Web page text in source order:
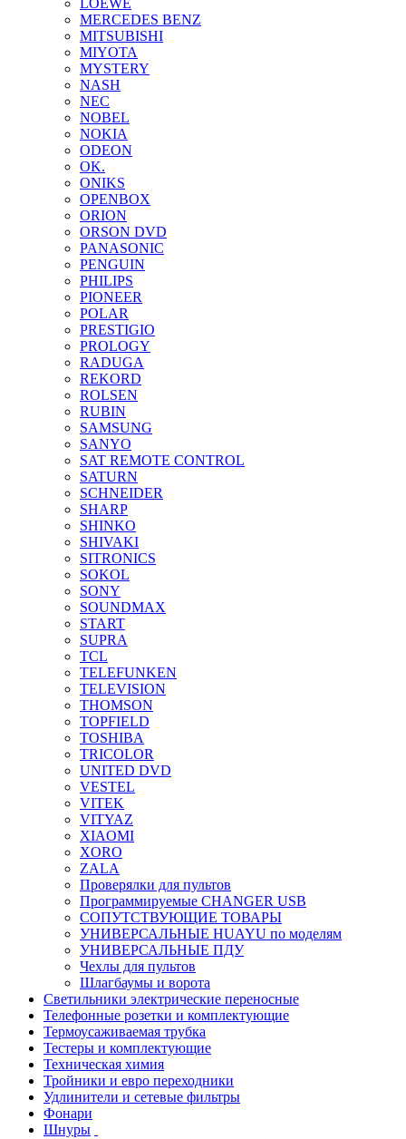
LOEWE
MERCEDES BENZ
MITSUBISHI
MIYOTA
MYSTERY
NASH
NEC
NOBEL
NOKIA
ODEON
OK.
ONIKS
OPENBOX
ORION
ORSON DVD
PANASONIC
PENGUIN
PHILIPS
PIONEER
POLAR
PRESTIGIO
PROLOGY
RADUGA
REKORD
ROLSEN
RUBIN
SAMSUNG
SANYO
SAT REMOTE CONTROL
SATURN
SCHNEIDER
SHARP
SHINKO
SHIVAKI
SITRONICS
SOKOL
SONY
SOUNDMAX
START
SUPRA
TCL
TELEFUNKEN
TELEVISION
THOMSON
TOPFIELD
TOSHIBA
TRICOLOR
UNITED DVD
VESTEL
VITEK
VITYAZ
XIAOMI
XORO
ZALA
Проверялки для пультов
Программируемые CHANGER USB
СОПУТСТВУЮЩИЕ ТОВАРЫ
УНИВЕРСАЛЬНЫЕ HUAYU по моделям
УНИВЕРСАЛЬНЫЕ ПДУ
Чехлы для пультов
Шлагбаумы и ворота
Светильники электрические переносные
Телефонные розетки и комплектующие
Термоусаживаемая трубка
Тестеры и комплектующие
Техническая химия
Тройники и евро переходники
Удлинители и сетевые фильтры
Фонари
Шнуры